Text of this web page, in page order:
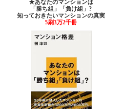
★あなたのマンションは
「勝ち組」「負け組」?
知っておきたいマンションの真実
5刷3万2千冊